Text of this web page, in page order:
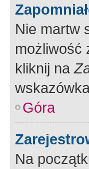
Nie martw
możliwość
kliknij na
Góra
Na